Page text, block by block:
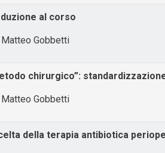
al corso
Matteo Gobbetti
chirurgico”:
Matteo Gobbetti
della terapia antibiotica